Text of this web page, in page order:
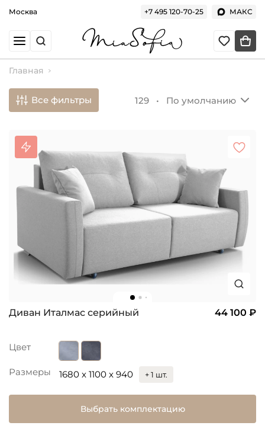
Москва +7 495 120-70-25 МАКС
Главная
Все фильтры 129 • По умолчанию
Диван Италмас серийный 44 100 ₽
Цвет
Размеры 1680 x 1100 x 940 + 1 шт.
Выбрать комплектацию